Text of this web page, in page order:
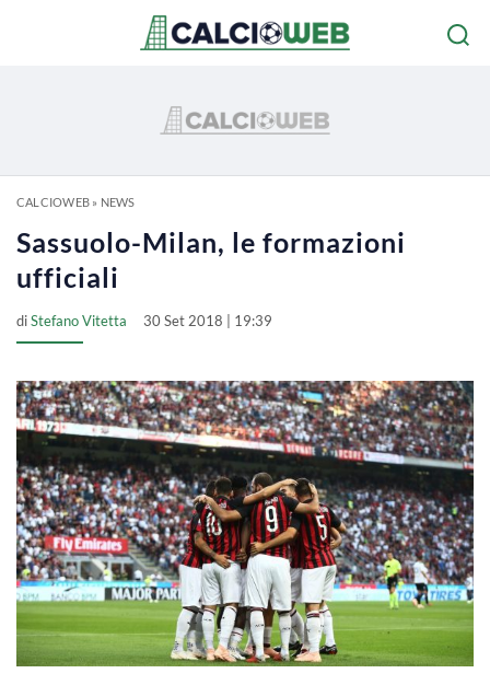
CALCIOWEB» NEWS
Sassuolo-Milan, le formazioni
ufficiali
diStefano Vitetta 30 Set 2018 | 19:39